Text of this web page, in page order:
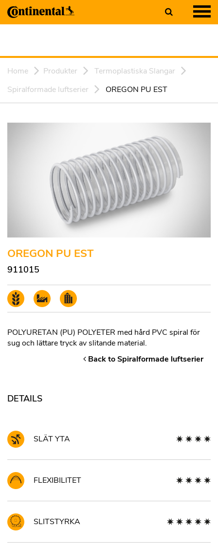
Home Produkter
Termoplastiska Slangar
Spiralformade luftserier
OREGON PU EST
OREGON PU EST
911015
POLYURETAN (PU) POLYETER med hård PVC spiral för
sug och lättare tryck av slitande material.
Back to Spiralformade luftserier
DETAILS
SLÄT YTA
FLEXIBILITET
SLITSTYRKA